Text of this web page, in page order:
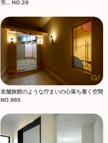
市... NO.29
老舗旅館のような佇まいの心落ち着く空間
NO.965